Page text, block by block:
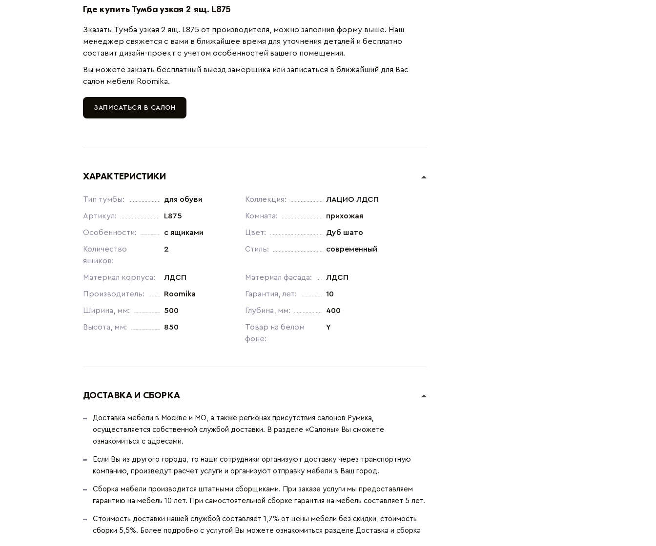
Где купить Тумба узкая 2 ящ. L875
Зказать Тумба узкая 2 ящ. L875 от производителя, можно заполнив форму выше. Наш
менеджер свяжется с вами в ближайшее время для уточнения деталей и бесплатно
составит дизайн-проект с учетом особенностей вашего помещения.
Вы можете закзать бесплатный выезд замерщика или записаться в ближайший для Вас
салон мебели Roomika.
ЗАПИСАТЬСЯ В САЛОН
ХАРАКТЕРИСТИКИ
Тип тумбы: для обуви Коллекция: ЛАЦИО ЛДСП
Артикул: L875 Комната: прихожая
Особенности: с ящиками Цвет: Дуб шато
Количество
ящиков:
2 Стиль: современный
Материал корпуса: ЛДСП Материал фасада: ЛДСП
Производитель: Roomika Гарантия, лет: 10
Ширина, мм: 500 Глубина, мм: 400
Высота, мм: 850
Товар на белом
фоне:
Y
ДОСТАВКА И СБОРКА
Доставка мебели в Москве и МО, а также регионах присутствия салонов Румика,
осуществляется собственной службой доставки. В разделе «Салоны» Вы сможете
ознакомиться с адресами.
Если Вы из другого города, то наши сотрудники организуют доставку через транспортную
компанию, произведут расчет услуги и организуют отправку мебели в Ваш город.
Сборка мебели производится штатными сборщиками. При заказе услуги мы предоставляем
гарантию на мебель 10 лет. При самостоятельной сборке гарантия на мебель составляет 5 лет.
Стоимость доставки нашей службой составляет 1,7% от цены мебели без скидки, стоимость
сборки 5,5%. Более подробно с услугой Вы можете ознакомиться разделе Доставка и сборка